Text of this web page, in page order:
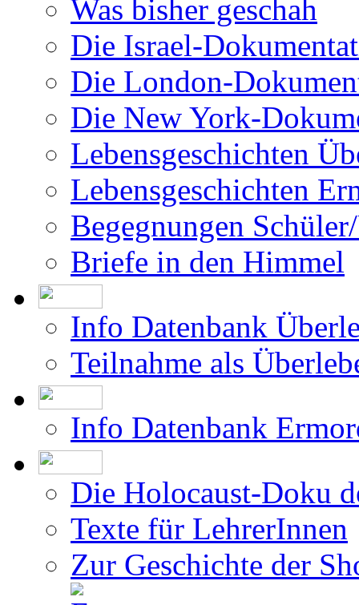
Was bisher geschah
Die Israel-
Die London-
Die New York-
Lebensgeschichten
Lebensgeschichten
Begegnungen
Briefe in den Himmel
Info Datenbank
Teilnahme als
Info Datenbank
Die Holocaust-Doku
Texte für LehrerInnen
Zur Geschichte der